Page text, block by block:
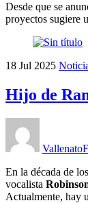
Desde que se
proyectos sugiere
18 Jul 2025
Hijo de
En la década de
vocalista
Actualmente, hay